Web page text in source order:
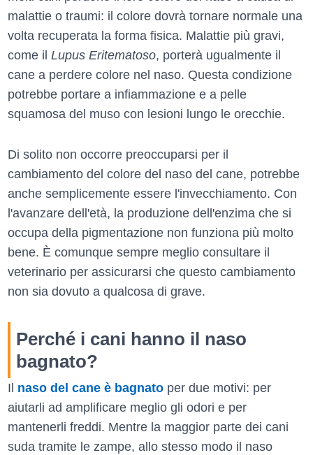
malattie o traumi: il colore dovrà tornare normale una
volta recuperata la forma fisica. Malattie più gravi,
come il Lupus Eritematoso, porterà ugualmente il
cane a perdere colore nel naso. Questa condizione
potrebbe portare a infiammazione e a pelle
squamosa del muso con lesioni lungo le orecchie.
Di solito non occorre preoccuparsi per il
cambiamento del colore del naso del cane, potrebbe
anche semplicemente essere l'invecchiamento. Con
l'avanzare dell'età, la produzione dell'enzima che si
occupa della pigmentazione non funziona più molto
bene. È comunque sempre meglio consultare il
veterinario per assicurarsi che questo cambiamento
non sia dovuto a qualcosa di grave.
Perché i cani hanno il naso
bagnato?
Il naso del cane è bagnato per due motivi: per
aiutarli ad amplificare meglio gli odori e per
mantenerli freddi. Mentre la maggior parte dei cani
suda tramite le zampe, allo stesso modo il naso